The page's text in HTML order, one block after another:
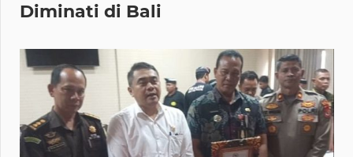
Diminati di Bali